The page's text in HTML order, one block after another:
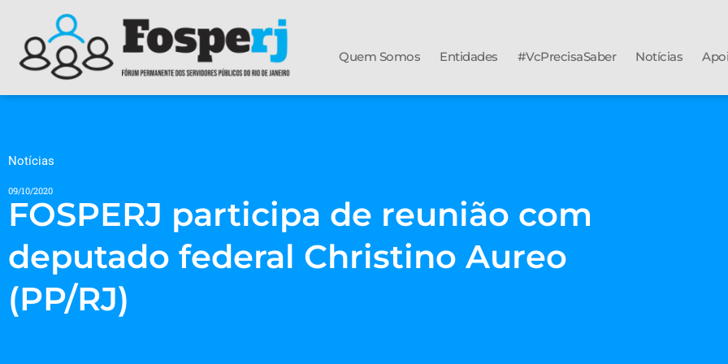
Quem Somos Entidades #VcPrecisaSaber Notícias
Notícias
09/10/2020
FOSPERJ participa de reunião com
deputado federal Christino Aureo
(PP/RJ)